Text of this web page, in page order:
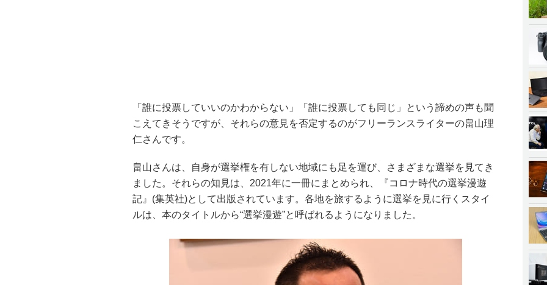
「誰に投票していいのかわからない」「誰に投票しても同じ」という諦めの声も聞
こえてきそうですが、それらの意見を否定するのがフリーランスライターの畠山理
仁さんです。
畠山さんは、自身が選挙権を有しない地域にも足を運び、さまざまな選挙を見てき
ました。それらの知見は、2021年に一冊にまとめられ、『コロナ時代の選挙漫遊
記』(集英社)として出版されています。各地を旅するように選挙を見に行くスタイ
ルは、本のタイトルから“選挙漫遊”と呼ばれるようになりました。